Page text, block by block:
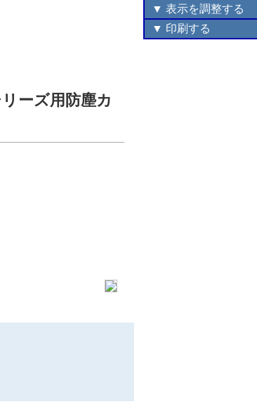
ーズ用防塵カ
▼ 表示を調整する
▼ 印刷する